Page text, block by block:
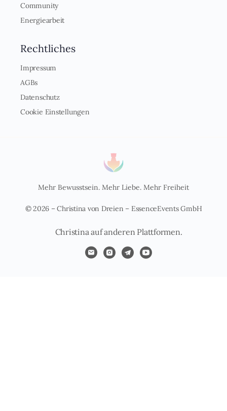
Community
Energiearbeit
Rechtliches
Impressum
AGBs
Datenschutz
Cookie Einstellungen
Mehr Bewusstsein. Mehr Liebe. Mehr Freiheit
© 2026 – Christina von Dreien – EssenceEvents GmbH
Christina auf anderen Plattformen.